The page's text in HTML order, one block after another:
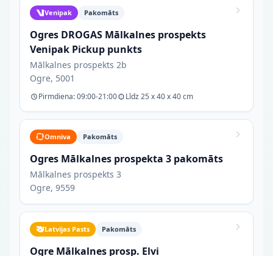
Venipak Pakomāts
Ogres DROGAS Mālkalnes prospekts
Venipak Pickup punkts
Mālkalnes prospekts 2b
Ogre, 5001
Pirmdiena: 09:00-21:00 Līdz 25 x 40 x 40 cm
Omniva Pakomāts
Ogres Mālkalnes prospekta 3 pakomāts
Mālkalnes prospekts 3
Ogre, 9559
Latvijas Pasts Pakomāts
Ogre Mālkalnes prosp. Elvi